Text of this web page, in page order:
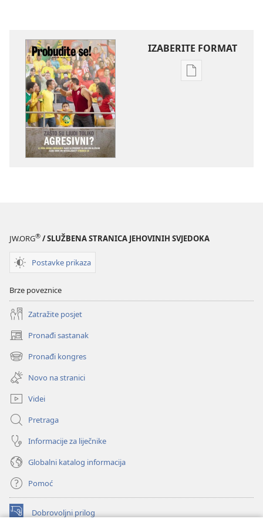
IZABERITE FORMAT
Postavke
JW.ORG® / SLUŽBENA STRANICA JEHOVINIH SVJEDOKA
Postavke prikaza
Brze poveznice
Zatražite posjet
Pronađi sastanak
(otvara
se
novi
prozor)
Pronađi kongres
(otvara
se
novi
prozor)
Novo na stranici
Videi
Pretraga
Informacije za liječnike
Globalni katalog informacija
Pomoć
Dobrovoljni prilog
(otvara